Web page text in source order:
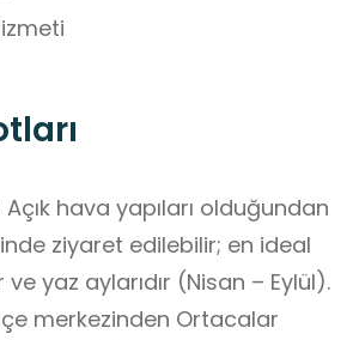
hava yapıları olduğundan
ziyaret edilebilir; en ideal
yaz aylarıdır (Nisan – Eylül).
merkezinden Ortacalar